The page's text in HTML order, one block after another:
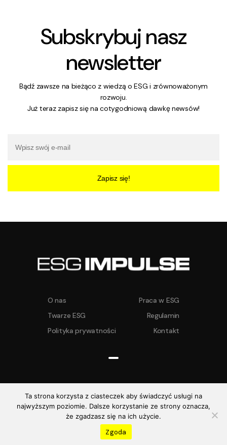
Subskrybuj nasz
newsletter
Bądź zawsze na bieżąco z wiedzą o ESG i zrównoważonym
rozwoju.
Już teraz zapisz się na cotygodniową dawkę newsów!
Zapisz się!
O nas
Praca w ESG
Twarze ESG
Regulamin
Polityka prywatności
Kontakt
ESG IMPULSE ©2026. Wszelkie prawa
zastrzeżone
Realizacja:
Ta strona korzysta z ciasteczek aby świadczyć usługi na
najwyższym poziomie. Dalsze korzystanie ze strony oznacza,
że zgadzasz się na ich użycie.
Zgoda